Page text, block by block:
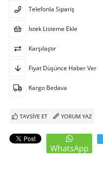
Telefonla Sipariş
İstek Listeme Ekle
Karşılaştır
Fiyat Düşünce Haber Ver
Kargo Bedava
TAVSIYE ET YORUM YAZ
WhatsApp